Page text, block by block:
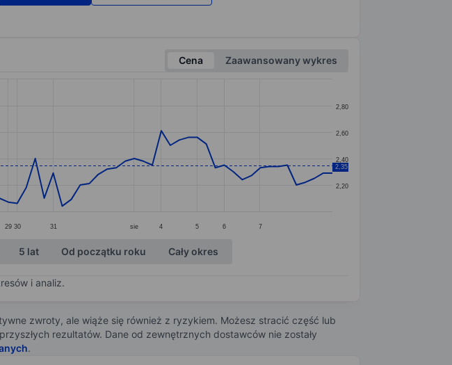
Cena
Zaawansowany wykres
29 30 31 sie 4 5 6 7
2,20
2,40
2,60
2,80
2,35
5 lat Od początku roku Cały okres
i analiz.
zwroty, ale wiąże się również z ryzykiem. Możesz stracić część lub
rezultatów. Dane od zewnętrznych dostawców nie zostały
.